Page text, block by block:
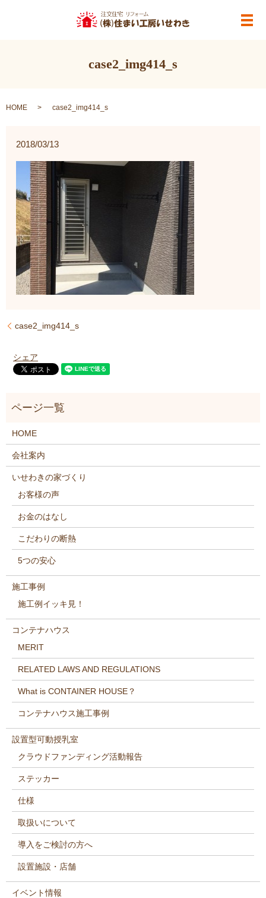
メ
case2_img414_s
HOME case2_img414_s
2018/03/13
case2_img414_s
シェア
HOME
会社案内
いせわきの家づくり
お客様の声
お金のはなし
こだわりの断熱
5つの安心
施工事例
施工例イッキ見！
コンテナハウス
MERIT
RELATED LAWS AND REGULATIONS
What is CONTAINER HOUSE？
コンテナハウス施工事例
設置型可動授乳室
クラウドファンディング活動報告
ステッカー
仕様
取扱いについて
導入をご検討の方へ
設置施設・店舗
イベント情報